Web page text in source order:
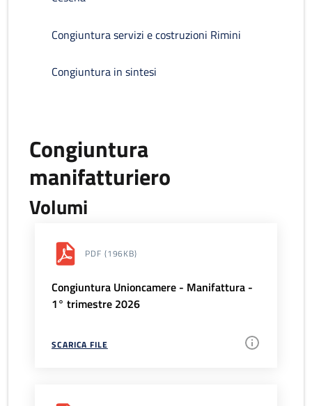
Congiuntura servizi e costruzioni Rimini
Congiuntura in sintesi
Congiuntura
manifatturiero
Volumi
PDF (196KB)
Congiuntura Unioncamere - Manifattura -
1° trimestre 2026
SCARICA FILE